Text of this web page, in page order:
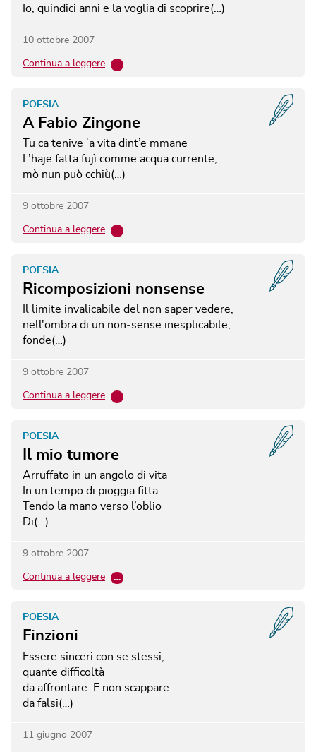
Io, quindici anni e la voglia di scoprire(…)
10 ottobre 2007
Continua a leggere …
A Fabio Zingone
POESIA
Tu ca tenive ‘a vita dint’e mmane
L’haje fatta fujì comme acqua currente;
mò nun può cchiù(…)
9 ottobre 2007
Continua a leggere …
Ricomposizioni nonsense
POESIA
Il limite invalicabile del non saper vedere,
nell'ombra di un non‐sense inesplicabile,
fonde(…)
9 ottobre 2007
Continua a leggere …
Il mio tumore
POESIA
Arruffato in un angolo di vita
In un tempo di pioggia fitta
Tendo la mano verso l’oblio
Di(…)
9 ottobre 2007
Continua a leggere …
Finzioni
POESIA
Essere sinceri con se stessi,
quante difficoltà
da affrontare.
E non scappare
da falsi(…)
11 giugno 2007